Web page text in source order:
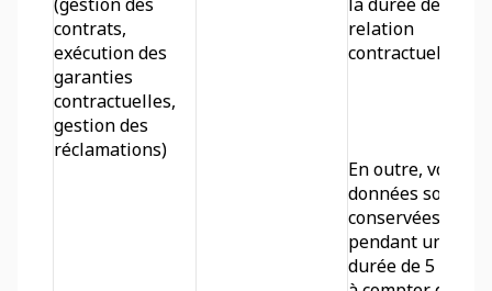
contrats,
exécution des
garanties
contractuelles,
gestion des
réclamations)
relation
contractuelle.
En outre, vos
données sont
conservées
pendant une
durée de 5 ans